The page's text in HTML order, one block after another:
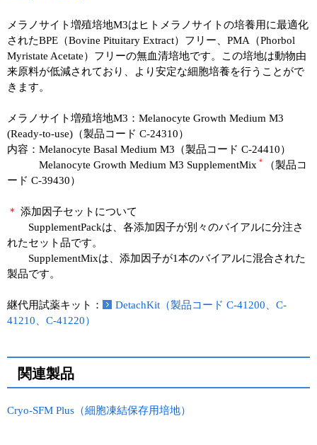
メラノサイト増殖培地M3はヒトメラノサイトの培養用に最適化
されたBPE（Bovine Pituitary Extract）フリー、PMA（Phorbol
Myristate Acetate）フリーの無血清培地です。この培地は動物由
来原料が低減されており、より安定な細胞培養を行うことがで
きます。
メラノサイト増殖培地M3：Melanocyte Growth Medium M3
(Ready-to-use)（製品コード C-24310）
内容：Melanocyte Basal Medium M3（製品コード C-24410）
Melanocyte Growth Medium M3 SupplementMix ＊
（製品コ
ード C-39430）
＊ 添加因子セットについて
SupplementPackは、各添加因子が別々のバイアルに分注さ
れたセット品です。
SupplementMixは、添加因子が1本のバイアルに混合された
製品です。
継代用試薬キット：
DetachKit（製品コード C-41200、C-
41210、C-41220）
関連製品
Cryo-SFM Plus（細胞凍結保存用培地）